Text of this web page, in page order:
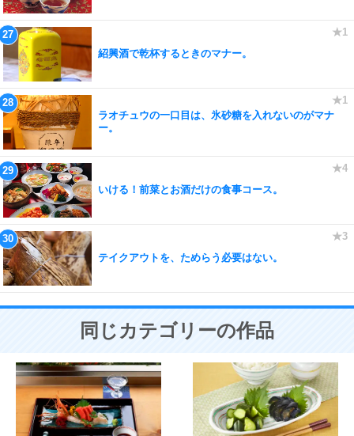
紹興酒で乾杯するときのマナー。
ラオチュウの一口目は、氷砂糖を入れないのがマナ
ー。
いける！前菜とお酒だけの食事コース。
テイクアウトを、ためらう必要はない。
同じカテゴリーの作品